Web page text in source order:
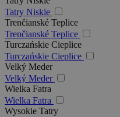
Tatry Niskie
Trenčianské Teplice
Trenčianské Teplice
Turczańskie Cieplice
Turczańskie Cieplice
Velký Meder
Velký Meder
Wielka Fatra
Wielka Fatra
Wysokie Tatry